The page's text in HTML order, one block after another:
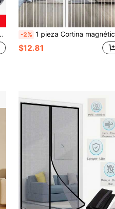
-2% 1 pieza Cortina magnética para puerta, malla magnética a prueba de insectos de verano, mosquitera para puerta, a prueba de moscas, cierre automático, para cocina, sala de estar, malla invisible para puerta, cierre magnético, mantiene los insectos fuera, deja pasar la brisa, funciona con puertas delanteras y puertas corredizas
$12.81